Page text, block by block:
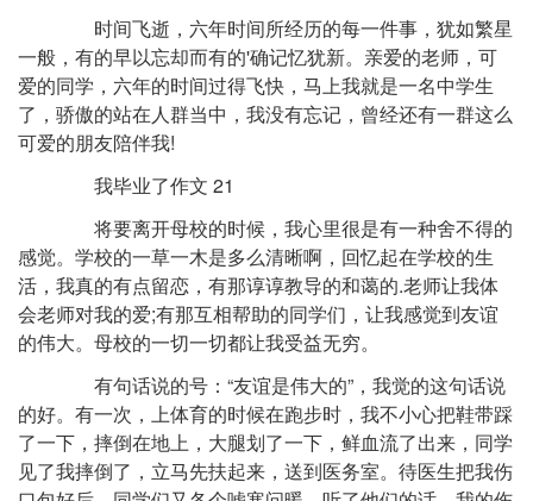
时间飞逝，六年时间所经历的每一件事，犹如繁星
一般，有的早以忘却而有的'确记忆犹新。亲爱的老师，可
爱的同学，六年的时间过得飞快，马上我就是一名中学生
了，骄傲的站在人群当中，我没有忘记，曾经还有一群这么
可爱的朋友陪伴我!
我毕业了作文 21
将要离开母校的时候，我心里很是有一种舍不得的
感觉。学校的一草一木是多么清晰啊，回忆起在学校的生
活，我真的有点留恋，有那谆谆教导的和蔼的.老师让我体
会老师对我的爱;有那互相帮助的同学们，让我感觉到友谊
的伟大。母校的一切一切都让我受益无穷。
有句话说的号：“友谊是伟大的”，我觉的这句话说
的好。有一次，上体育的时候在跑步时，我不小心把鞋带踩
了一下，摔倒在地上，大腿划了一下，鲜血流了出来，同学
见了我摔倒了，立马先扶起来，送到医务室。待医生把我伤